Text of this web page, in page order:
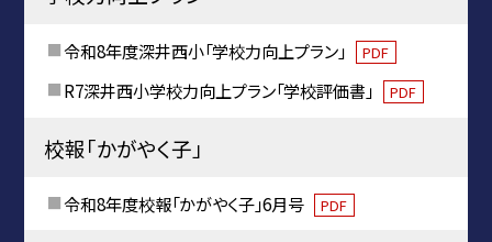
令和8年度深井西小「学校力向上プラン」 PDF
R7深井西小学校力向上プラン「学校評価書」 PDF
校報「かがやく子」
令和8年度校報「かがやく子」6月号 PDF